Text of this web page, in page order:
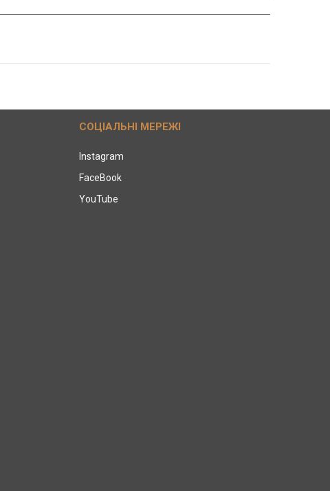
СОЦІАЛЬНІ МЕРЕЖІ
Instagram
FaceBook
YouTube